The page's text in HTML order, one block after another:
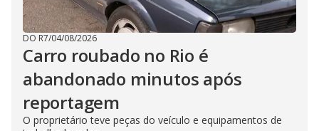
DO R7/04/08/2026
Carro roubado no Rio é
abandonado minutos após
reportagem
O proprietário teve peças do veículo e equipamentos de